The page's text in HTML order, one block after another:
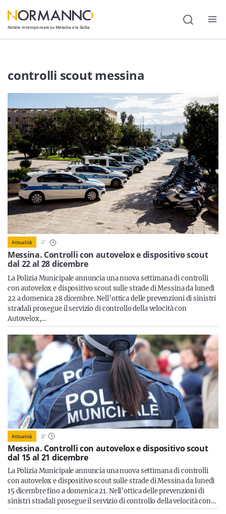
Notizie in tempo reale su Messina e la Sicilia
Attualità
Politica
Cultura
Lavoro
Società
Economia
Sport
Sicilia
Servizi
Resta sempre aggiornato con le ultime news, iscriviti alla
nostra newsletter
Iscriviti
controlli scout messina
Messina. Controlli con autovelox e dispositivo scout
dal 22 al 28 dicembre
Attualità 2'
La Polizia Municipale annuncia una nuova settimana di controlli
con autovelox e dispositivo scout sulle strade di Messina da lunedì
22 a domenica 28 dicembre. Nell’ottica delle prevenzioni di sinistri
stradali prosegue il servizio di controllo della velocità con
Autovelox,…
Attualità 2'
Messina. Controlli con autovelox e dispositivo scout
dal 15 al 21 dicembre
La Polizia Municipale annuncia una nuova settimana di controlli
con autovelox e dispositivo scout sulle strade di Messina da lunedì
15 dicembre fino a domenica 21. Nell’ottica delle prevenzioni di
sinistri stradali prosegue il servizio di controllo della velocità con…